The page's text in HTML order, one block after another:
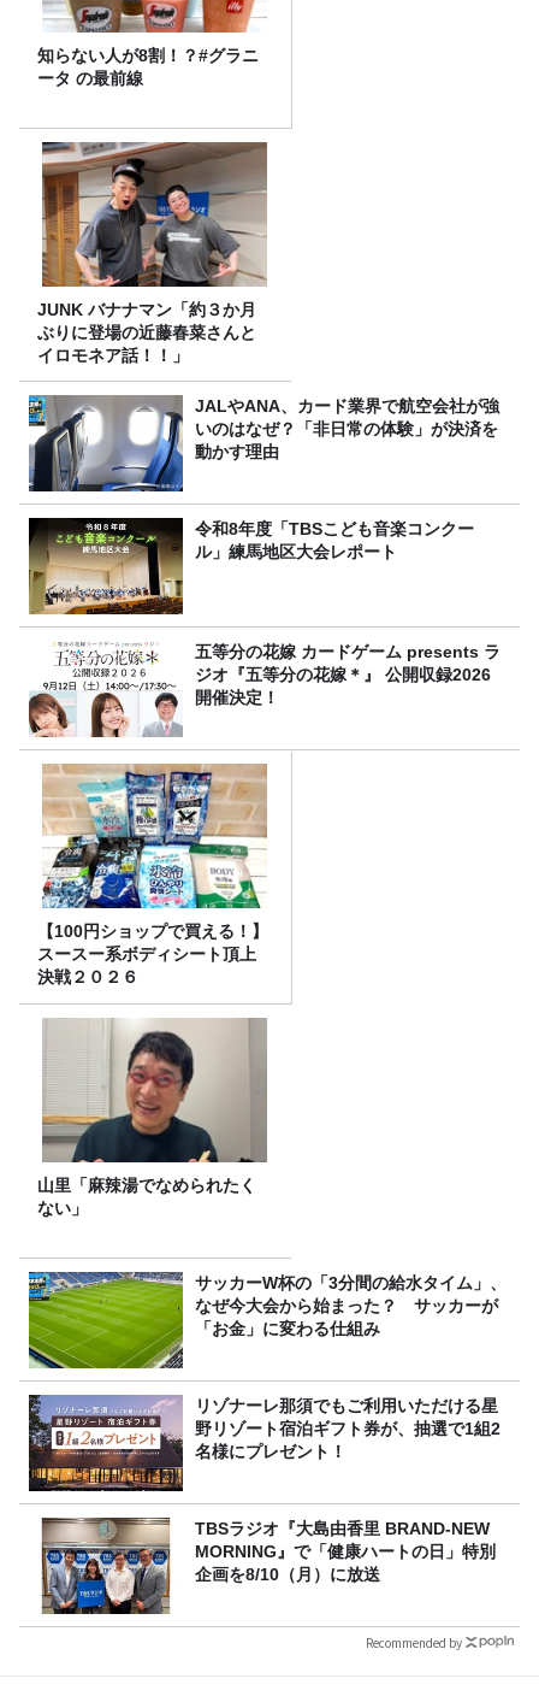
知らない人が8割！？#グラニ
ータ の最前線
JUNK バナナマン「約３か月
ぶりに登場の近藤春菜さんと
イロモネア話！！」
JALやANA、カード業界で航空会社が強
いのはなぜ？「非日常の体験」が決済を
動かす理由
令和8年度「TBSこども音楽コンクー
ル」練馬地区大会レポート
五等分の花嫁 カードゲーム presents ラ
ジオ『五等分の花嫁＊』 公開収録2026
開催決定！
【100円ショップで買える！】
スースー系ボディシート頂上
決戦２０２６
山里「麻辣湯でなめられたく
ない」
サッカーW杯の「3分間の給水タイム」、
なぜ今大会から始まった？ サッカーが
「お金」に変わる仕組み
リゾナーレ那須でもご利用いただける星
野リゾート宿泊ギフト券が、抽選で1組2
名様にプレゼント！
TBSラジオ『大島由香里 BRAND-NEW
MORNING』で「健康ハートの日」特別
企画を8/10（月）に放送
Recommended by